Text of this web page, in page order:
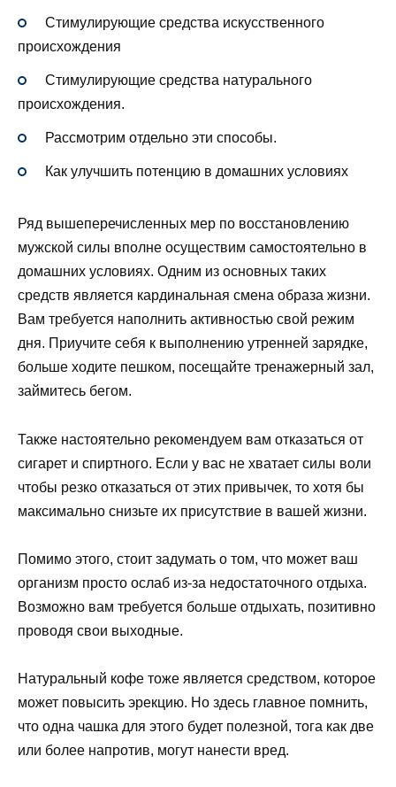
Стимулирующие средства искусственного
происхождения
Стимулирующие средства натурального
происхождения.
Рассмотрим отдельно эти способы.
Как улучшить потенцию в домашних условиях
Ряд вышеперечисленных мер по восстановлению
мужской силы вполне осуществим самостоятельно в
домашних условиях. Одним из основных таких
средств является кардинальная смена образа жизни.
Вам требуется наполнить активностью свой режим
дня. Приучите себя к выполнению утренней зарядке,
больше ходите пешком, посещайте тренажерный зал,
займитесь бегом.
Также настоятельно рекомендуем вам отказаться от
сигарет и спиртного. Если у вас не хватает силы воли
чтобы резко отказаться от этих привычек, то хотя бы
максимально снизьте их присутствие в вашей жизни.
Помимо этого, стоит задумать о том, что может ваш
организм просто ослаб из-за недостаточного отдыха.
Возможно вам требуется больше отдыхать, позитивно
проводя свои выходные.
Натуральный кофе тоже является средством, которое
может повысить эрекцию. Но здесь главное помнить,
что одна чашка для этого будет полезной, тога как две
или более напротив, могут нанести вред.